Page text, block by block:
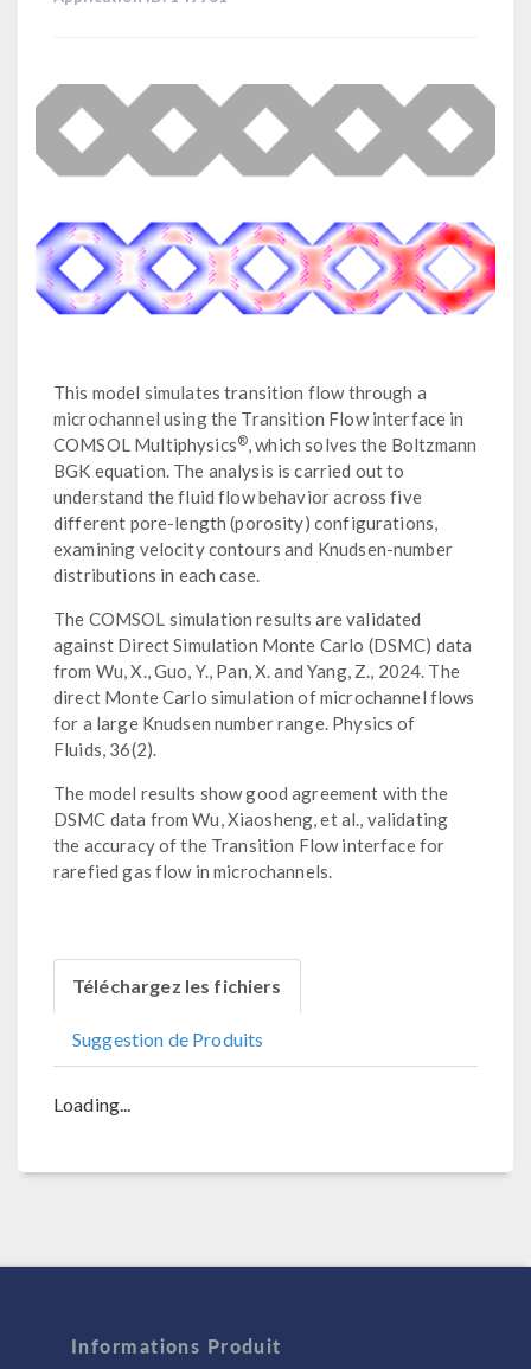
This model simulates transition flow through a
microchannel using the Transition Flow interface in
COMSOL Multiphysics®, which solves the Boltzmann
BGK equation. The analysis is carried out to
understand the fluid flow behavior across five
different pore-length (porosity) configurations,
examining velocity contours and Knudsen-number
distributions in each case.
The COMSOL simulation results are validated
against Direct Simulation Monte Carlo (DSMC) data
from Wu, X., Guo, Y., Pan, X. and Yang, Z., 2024. The
direct Monte Carlo simulation of microchannel flows
for a large Knudsen number range. Physics of
Fluids, 36(2).
The model results show good agreement with the
DSMC data from Wu, Xiaosheng, et al., validating
the accuracy of the Transition Flow interface for
rarefied gas flow in microchannels.
Téléchargez les fichiers
Suggestion de Produits
Loading...
Informations Produit